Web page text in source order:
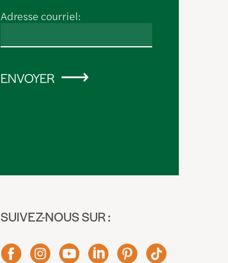
Adresse courriel:
ENVOYER
SUIVEZ-NOUS SUR :